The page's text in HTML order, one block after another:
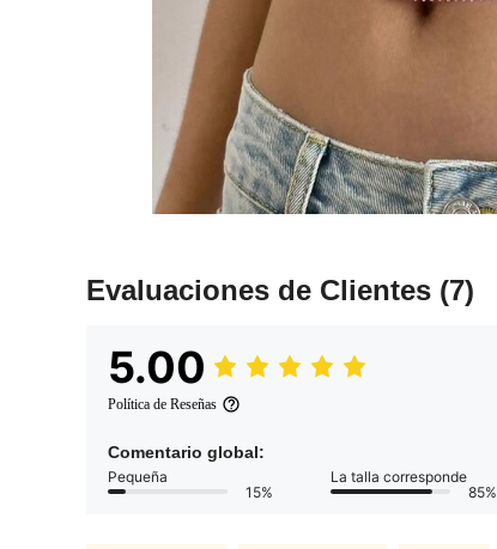
Evaluaciones de Clientes (7)
5.00
Política de Reseñas
Comentario global:
Pequeña
15%
La talla corresponde
85%